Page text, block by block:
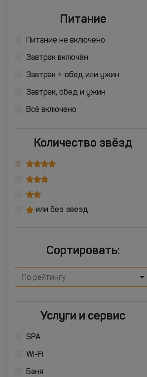
Питание
Питание не включено
Завтрак включён
Завтрак + обед или ужин
Завтрак, обед и ужин
Всё включено
Количество звёзд
или без звезд
Сортировать:
По рейтингу
Услуги и сервис
SPA
Wi-Fi
Баня